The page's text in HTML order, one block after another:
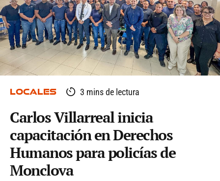
LOCALES 3 mins de lectura
Carlos Villarreal inicia
capacitación en Derechos
Humanos para policías de
Monclova